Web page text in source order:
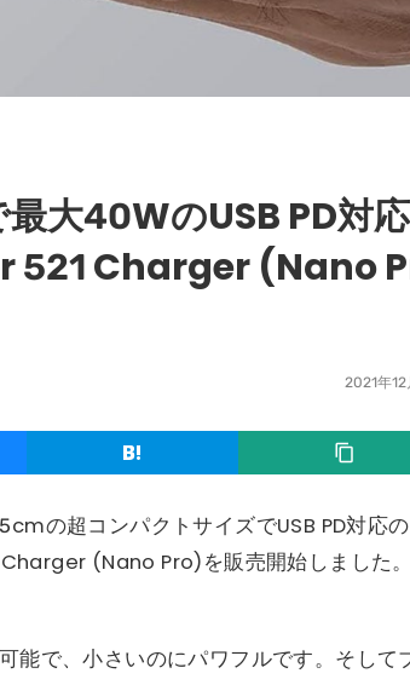
大40WのUSB PD対
521 Charger (Nano
2021年12
の超コンパクトサイズでUSB PD対応
(Nano Pro)を販売開始しました
で、小さいのにパワフルです。そして